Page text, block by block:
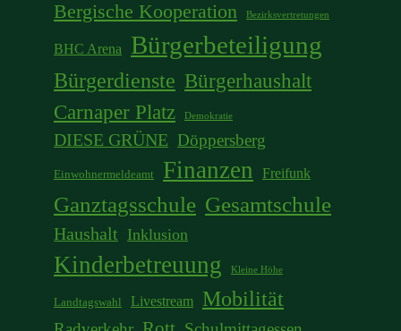
Bergische Kooperation Bezirksvertretungen
BHC Arena Bürgerbeteiligung
Bürgerdienste Bürgerhaushalt
Carnaper Platz
Demokratie
DIESE GRÜNE Döppersberg
Einwohnermeldeamt Finanzen Freifunk
Ganztagsschule Gesamtschule
Haushalt Inklusion
Kinderbetreuung Kleine Höhe
Landtagswahl Livestream Mobilität